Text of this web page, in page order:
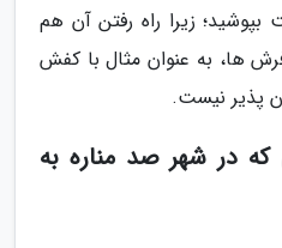
زیرا راه رفتن آن هم
ها، به عنوان مثال با کفش
پذیر نیست.
در شهر صد مناره به